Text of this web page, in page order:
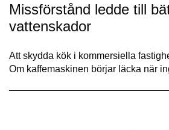
Missförstånd ledde till
vattenskador
Att skydda kök i kommersiella
Om kaffemaskinen börjar läcka när